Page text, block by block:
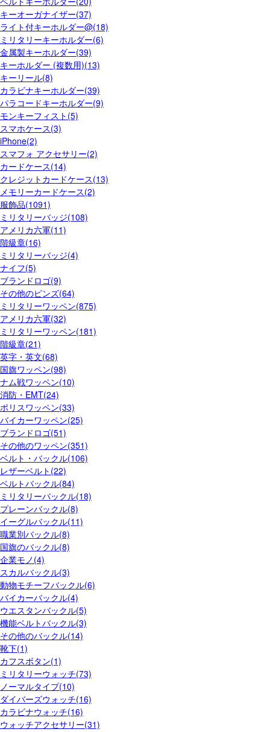
キーオーガナイザー(37)
ライト付キーホルダー@(18)
ミリタリーキーホルダー(6)
金属製キーホルダー(39)
キーホルダー (複数用)(13)
キーリール(8)
カラビナキーホルダー(39)
パラコードキーホルダー(9)
モンキーフィスト(5)
スマホケース(3)
iPhone(2)
スマフォ アクセサリー(2)
カードケース(14)
クレジットカードケース(13)
メモリーカードケース(2)
服飾品(1091)
ミリタリーバッジ(108)
アメリカ六軍(11)
階級章(16)
ミリタリーバッジ(4)
ナイフ(5)
ブランドロゴ(9)
その他のピンズ(64)
ミリタリーワッペン(875)
アメリカ六軍(32)
ミリタリーワッペン(181)
階級章(21)
英字・英文(68)
国旗ワッペン(98)
ナム戦ワッペン(10)
消防・EMT(24)
ポリスワッペン(33)
バイカーワッペン(25)
ブランドロゴ(51)
その他のワッペン(351)
ベルト・バックル(106)
レザーベルト(22)
ベルトバックル(84)
ミリタリーバックル(18)
プレーンバックル(8)
イーグルバックル(11)
職業別バックル(8)
国旗のバックル(8)
企業モノ(4)
スカルバックル(3)
動物モチーフバックル(6)
バイカーバックル(4)
ウエスタンバックル(5)
機能ベルトバックル(3)
その他のバックル(14)
靴下(1)
カフスボタン(1)
ミリタリーウォッチ(73)
ノーマルタイプ(10)
ダイバーズウォッチ(16)
カラビナウォッチ(16)
ウォッチアクセサリー(31)